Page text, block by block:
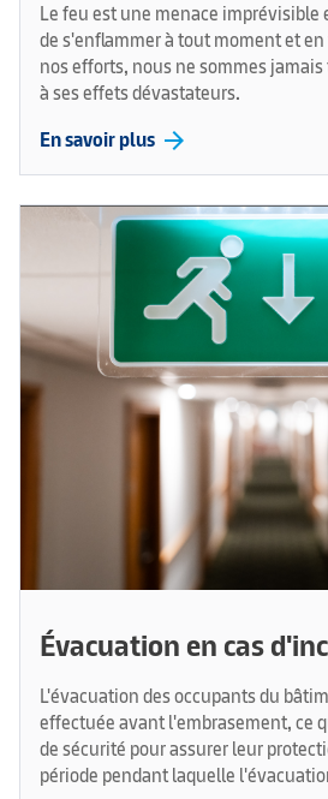
Le feu est une menace imprévisible
de s'enflammer à tout moment et
nos efforts, nous ne sommes
à ses effets dévastateurs.
En savoir plus arrow_forward
Évacuation en cas
L'évacuation des occupants du
effectuée avant l'embrasement, ce
de sécurité pour assurer leur
période pendant laquelle